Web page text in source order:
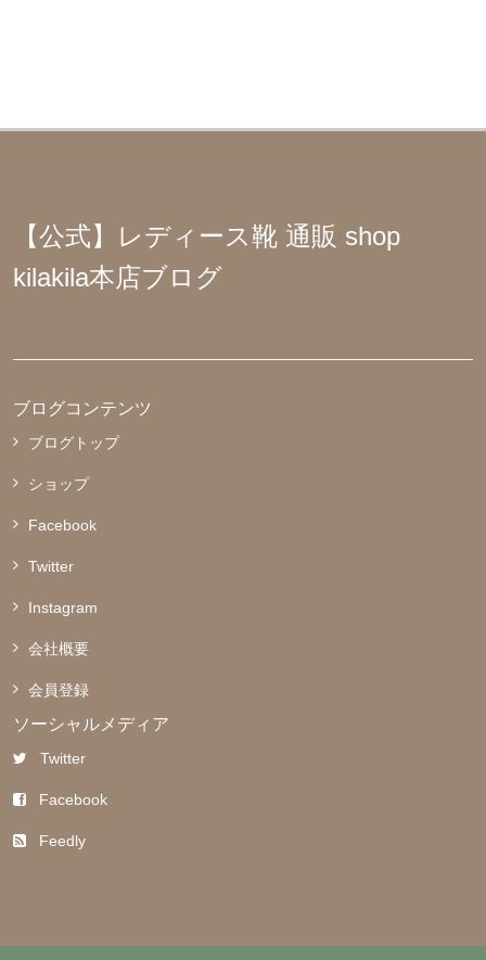
【公式】レディース靴 通販 shop
kilakila本店ブログ
ブログコンテンツ
ブログトップ
ショップ
Facebook
Twitter
Instagram
会社概要
会員登録
ソーシャルメディア
Twitter
Facebook
Feedly